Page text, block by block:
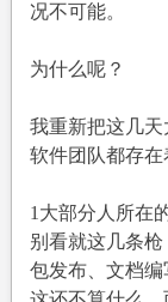
况不可能。
为什么呢？
我重新把这几
软件团队都存
1大部分人所在
别看就这几条
包发布、文档编